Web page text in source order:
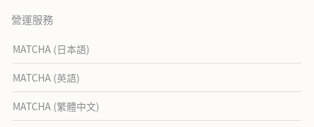
營運服務
MATCHA (日本語)
MATCHA (英語)
MATCHA (繁體中文)